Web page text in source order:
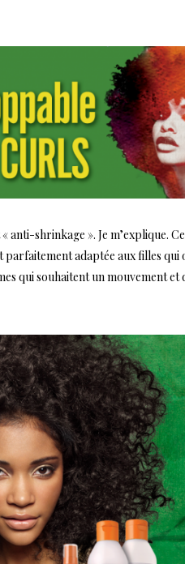
anti-shrinkage ». Je m’explique.
adaptée aux filles
qui souhaitent un mouvement et